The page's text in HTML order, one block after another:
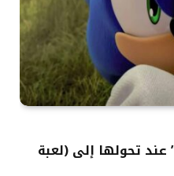
تحولها إلى (لعبة